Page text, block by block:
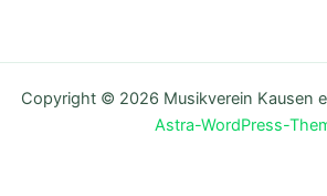
Copyright © 2026 Musikverein Kausen
Astra-WordPress-